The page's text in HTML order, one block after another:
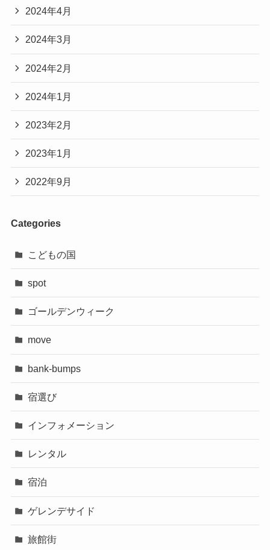
2024年4月
2024年3月
2024年2月
2024年1月
2023年2月
2023年1月
2022年9月
Categories
こどもの国
spot
ゴールデンウィーク
move
bank-bumps
宿選び
インフォメーション
レンタル
宿泊
ゲレンデサイド
旅館街